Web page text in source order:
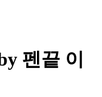
펜끝 이